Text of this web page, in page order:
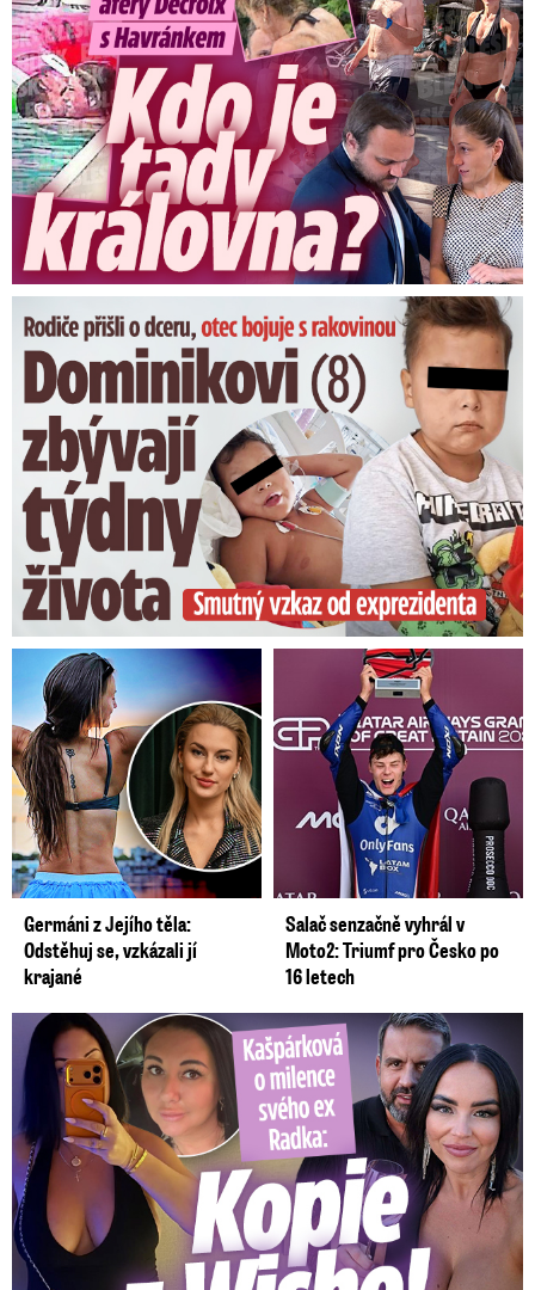
Dominikovi (8) zbývají týdny života: Vzkaz od exprezidenta
Germáni z Jejího těla:
Odstěhuj se, vzkázali jí
krajané
Salač senzačně vyhrál v
Moto2: Triumf pro Česko po
16 letech
Kašpárková o milence svého ex Radka: Kopie z Wishe!